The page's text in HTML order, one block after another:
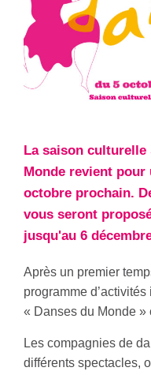
La saison culturelle
Monde revient pour
octobre prochain.
vous seront
jusqu'au 6
Après un premier
programme
« Danses du Monde »
Les compagnies de
différents spectacles,